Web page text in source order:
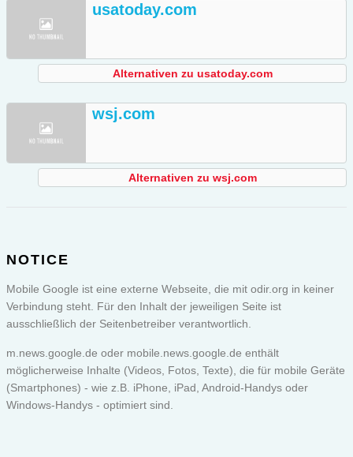
usatoday.com
Alternativen zu usatoday.com
wsj.com
Alternativen zu wsj.com
NOTICE
Mobile Google ist eine externe Webseite, die mit odir.org in keiner
Verbindung steht. Für den Inhalt der jeweiligen Seite ist
ausschließlich der Seitenbetreiber verantwortlich.
m.news.google.de oder mobile.news.google.de enthält
möglicherweise Inhalte (Videos, Fotos, Texte), die für mobile Geräte
(Smartphones) - wie z.B. iPhone, iPad, Android-Handys oder
Windows-Handys - optimiert sind.